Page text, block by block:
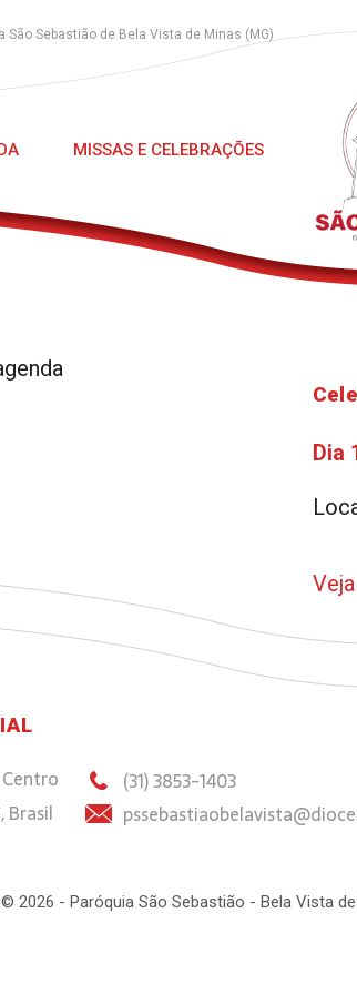
São Sebastião de Bela Vista de Minas (MG)
MISSAS E CELEBRAÇÕES
Dia
Brasil
(31) 3853-1403
© 2026 - Paróquia São Sebastião - Bela